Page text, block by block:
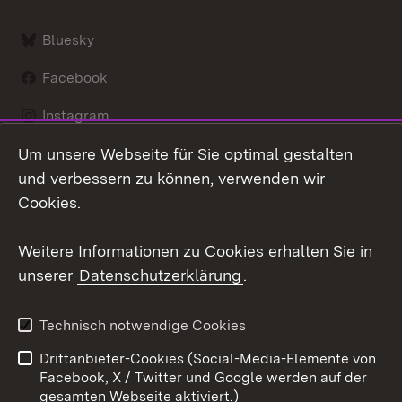
Bluesky
Facebook
Instagram
LinkedIn
Datenschutz
Barrierefreiheit
Impressum
Cookies
Um unsere Webseite für Sie optimal gestalten
und verbessern zu können, verwenden wir
Cookies.
Weitere Informationen zu Cookies erhalten Sie in
unserer Datenschutzerklärung.
Technisch notwendige Cookies
Drittanbieter-Cookies (Social-Media-Elemente von
Facebook, X / Twitter und Google werden auf der
gesamten Webseite aktiviert.)